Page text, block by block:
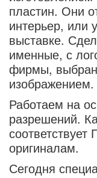
пластин. Они
интерьер, или
выставке.
именные, с
фирмы,
изображением.
Работаем на
разрешений.
оригиналам.
Сегодня